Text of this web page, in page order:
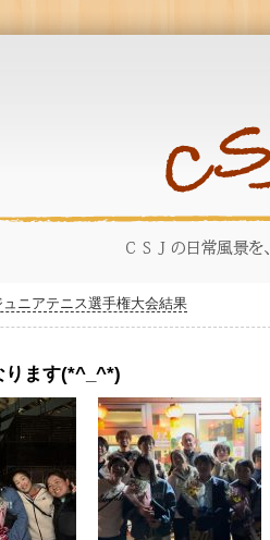
ニアテニス選手権大会結果
ります(*^_^*)